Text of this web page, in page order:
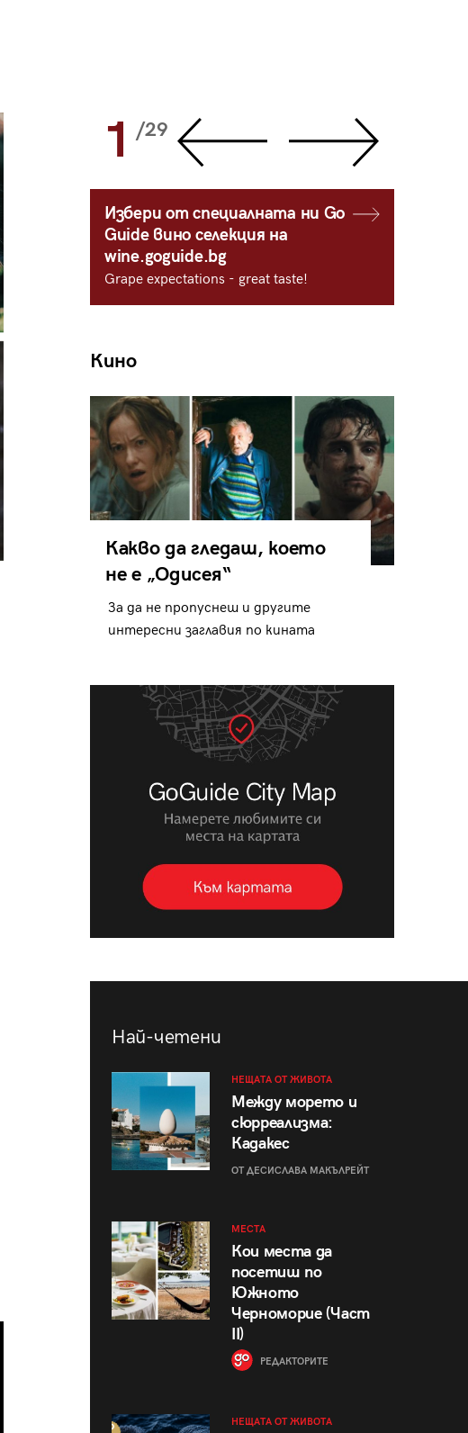
1 /29
Избери от специалната ни Go
Guide вино селекция на
wine.goguide.bg
Grape expectations - great taste!
Кино
Какво да гледаш, което
не е „Одисея“
За да не пропуснеш и другите
интересни заглавия по кината
Най-четени
НЕЩАТА ОТ ЖИВОТА
Между морето и
сюрреализма:
Кадакес
ОТ ДЕСИСЛАВА МАКЪЛРЕЙТ
МЕСТА
Кои места да
посетиш по
Южното
Черноморие (Част
II)
РЕДАКТОРИТЕ
НЕЩАТА ОТ ЖИВОТА